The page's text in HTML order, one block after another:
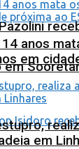
em
anos
em
em